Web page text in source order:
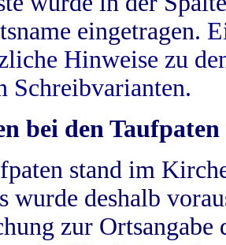
eingetragen.
Hinweise zu
Schreibvarianten.
bei den Taufpaten
stand im
wurde deshalb
zur